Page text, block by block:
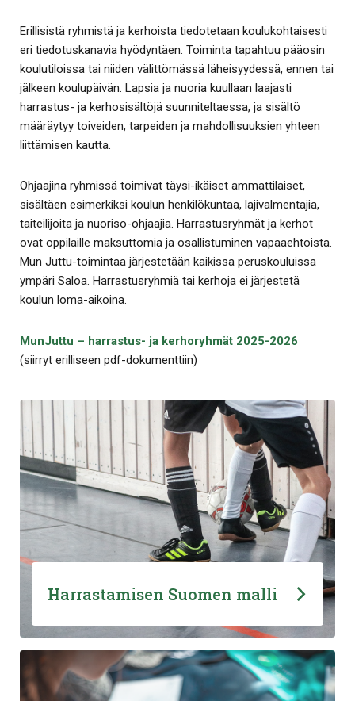
Erillisistä ryhmistä ja kerhoista tiedotetaan koulukohtaisesti
eri tiedotuskanavia hyödyntäen. Toiminta tapahtuu pääosin
koulutiloissa tai niiden välittömässä läheisyydessä, ennen tai
jälkeen koulupäivän. Lapsia ja nuoria kuullaan laajasti
harrastus- ja kerhosisältöjä suunniteltaessa, ja sisältö
määräytyy toiveiden, tarpeiden ja mahdollisuuksien yhteen
liittämisen kautta.
Ohjaajina ryhmissä toimivat täysi-ikäiset ammattilaiset,
sisältäen esimerkiksi koulun henkilökuntaa, lajivalmentajia,
taiteilijoita ja nuoriso-ohjaajia. Harrastusryhmät ja kerhot
ovat oppilaille maksuttomia ja osallistuminen vapaaehtoista.
Mun Juttu-toimintaa järjestetään kaikissa peruskouluissa
ympäri Saloa. Harrastusryhmiä tai kerhoja ei järjestetä
koulun loma-aikoina.
MunJuttu – harrastus- ja kerhoryhmät 2025-2026
(siirryt erilliseen pdf-dokumenttiin)
Harrastamisen Suomen malli